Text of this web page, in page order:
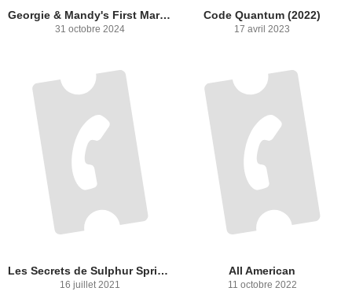
Georgie & Mandy's First Marriage
31 octobre 2024
Code Quantum (2022)
17 avril 2023
Les Secrets de Sulphur Springs
16 juillet 2021
All American
11 octobre 2022